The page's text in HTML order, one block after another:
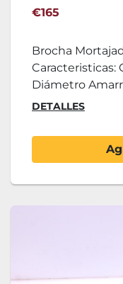
€165
Brocha
Caracteristicas:
Diámetro
DETALLES